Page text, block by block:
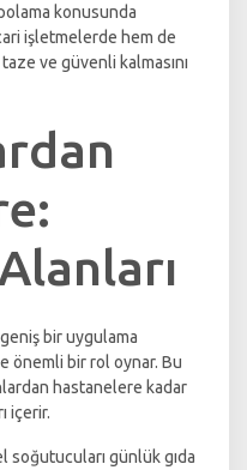
konusunda
işletmelerde hem de
ve güvenli kalmasını
bir uygulama
önemli bir rol oynar. Bu
hastanelere kadar
içerir.
günlük gıda